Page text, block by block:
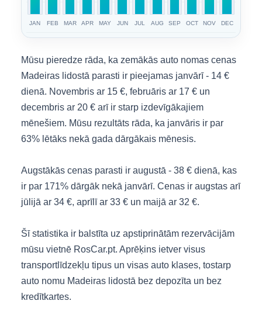
JAN FEB MAR APR MAY JUN JUL AUG SEP OCT NOV DEC
Mūsu pieredze rāda, ka zemākās auto nomas cenas
Madeiras lidostā parasti ir pieejamas janvārī - 14 €
dienā. Novembris ar 15 €, februāris ar 17 € un
decembris ar 20 € arī ir starp izdevīgākajiem
mēnešiem. Mūsu rezultāts rāda, ka janvāris ir par
63% lētāks nekā gada dārgākais mēnesis.
Augstākās cenas parasti ir augustā - 38 € dienā, kas
ir par 171% dārgāk nekā janvārī. Cenas ir augstas arī
jūlijā ar 34 €, aprīlī ar 33 € un maijā ar 32 €.
Šī statistika ir balstīta uz apstiprinātām rezervācijām
mūsu vietnē RosCar.pt. Aprēķins ietver visus
transportlīdzekļu tipus un visas auto klases, tostarp
auto nomu Madeiras lidostā bez depozīta un bez
kredītkartes.